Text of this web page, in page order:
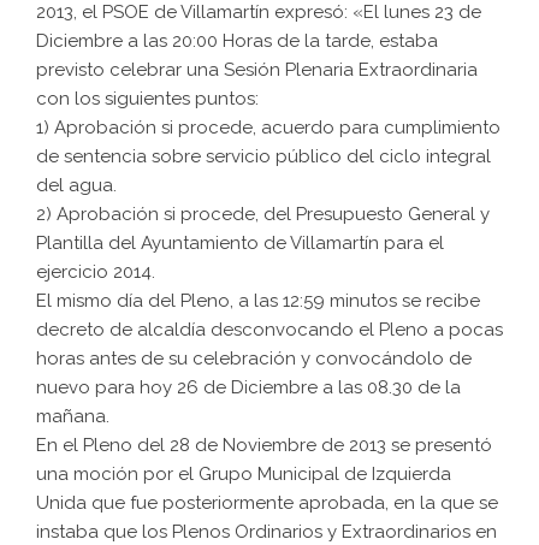
2013, el PSOE de Villamartín expresó: «El lunes 23 de
Diciembre a las 20:00 Horas de la tarde, estaba
previsto celebrar una Sesión Plenaria Extraordinaria
con los siguientes puntos:
1) Aprobación si procede, acuerdo para cumplimiento
de sentencia sobre servicio público del ciclo integral
del agua.
2) Aprobación si procede, del Presupuesto General y
Plantilla del Ayuntamiento de Villamartín para el
ejercicio 2014.
El mismo día del Pleno, a las 12:59 minutos se recibe
decreto de alcaldía desconvocando el Pleno a pocas
horas antes de su celebración y convocándolo de
nuevo para hoy 26 de Diciembre a las 08.30 de la
mañana.
En el Pleno del 28 de Noviembre de 2013 se presentó
una moción por el Grupo Municipal de Izquierda
Unida que fue posteriormente aprobada, en la que se
instaba que los Plenos Ordinarios y Extraordinarios en